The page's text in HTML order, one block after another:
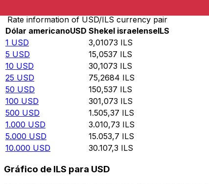
Rate information of USD/ILS currency pair
Dólar americanoUSD Shekel israelenseILS
1 USD 3,01073 ILS
5 USD 15,0537 ILS
10 USD 30,1073 ILS
25 USD 75,2684 ILS
50 USD 150,537 ILS
100 USD 301,073 ILS
500 USD 1.505,37 ILS
1.000 USD 3.010,73 ILS
5.000 USD 15.053,7 ILS
10.000 USD 30.107,3 ILS
Gráfico de ILS para USD